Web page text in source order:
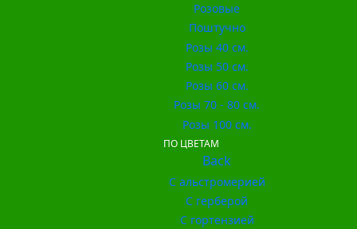
Розовые
Поштучно
Розы 40 см.
Розы 50 см.
Розы 60 см.
Розы 70 - 80 см.
Розы 100 см.
ПО ЦВЕТАМ
Back
С альстромерией
С герберой
С гортензией